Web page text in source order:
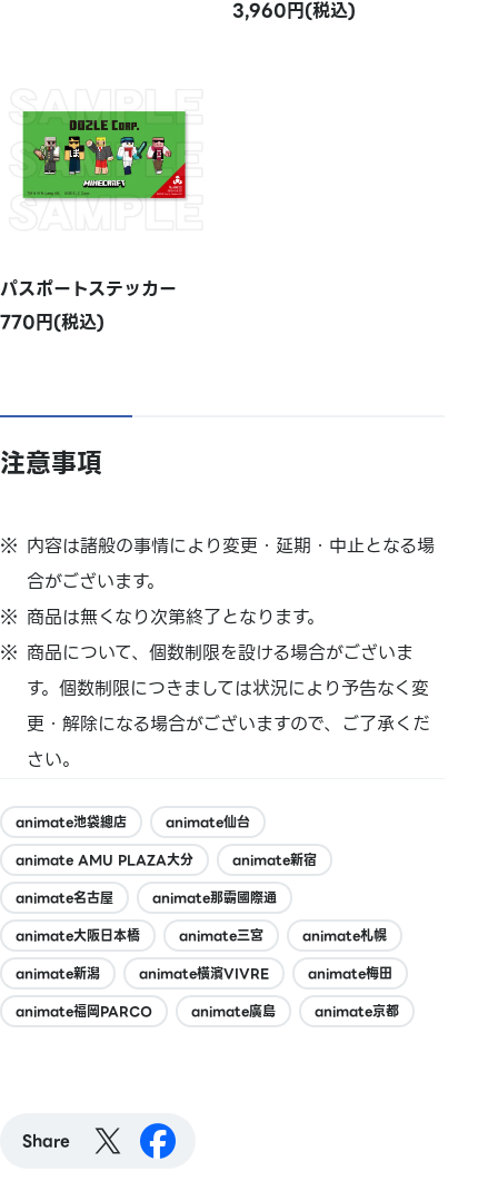
3,960円(税込)
パスポートステッカー
770円(税込)
注意事項
内容は諸般の事情により変更・延期・中止となる場
合がございます。
商品は無くなり次第終了となります。
商品について、個数制限を設ける場合がございま
す。個数制限につきましては状況により予告なく変
更・解除になる場合がございますので、ご了承くだ
さい。
animate池袋總店
animate仙台
animate AMU PLAZA大分
animate新宿
animate名古屋
animate那霸國際通
animate大阪日本橋
animate三宮
animate札幌
animate新潟
animate橫濱VIVRE
animate梅田
animate福岡PARCO
animate廣島 animate京都
Share